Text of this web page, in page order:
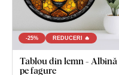
-25% REDUCERI 🔥
Tablou din lemn - Albină
pe fagure